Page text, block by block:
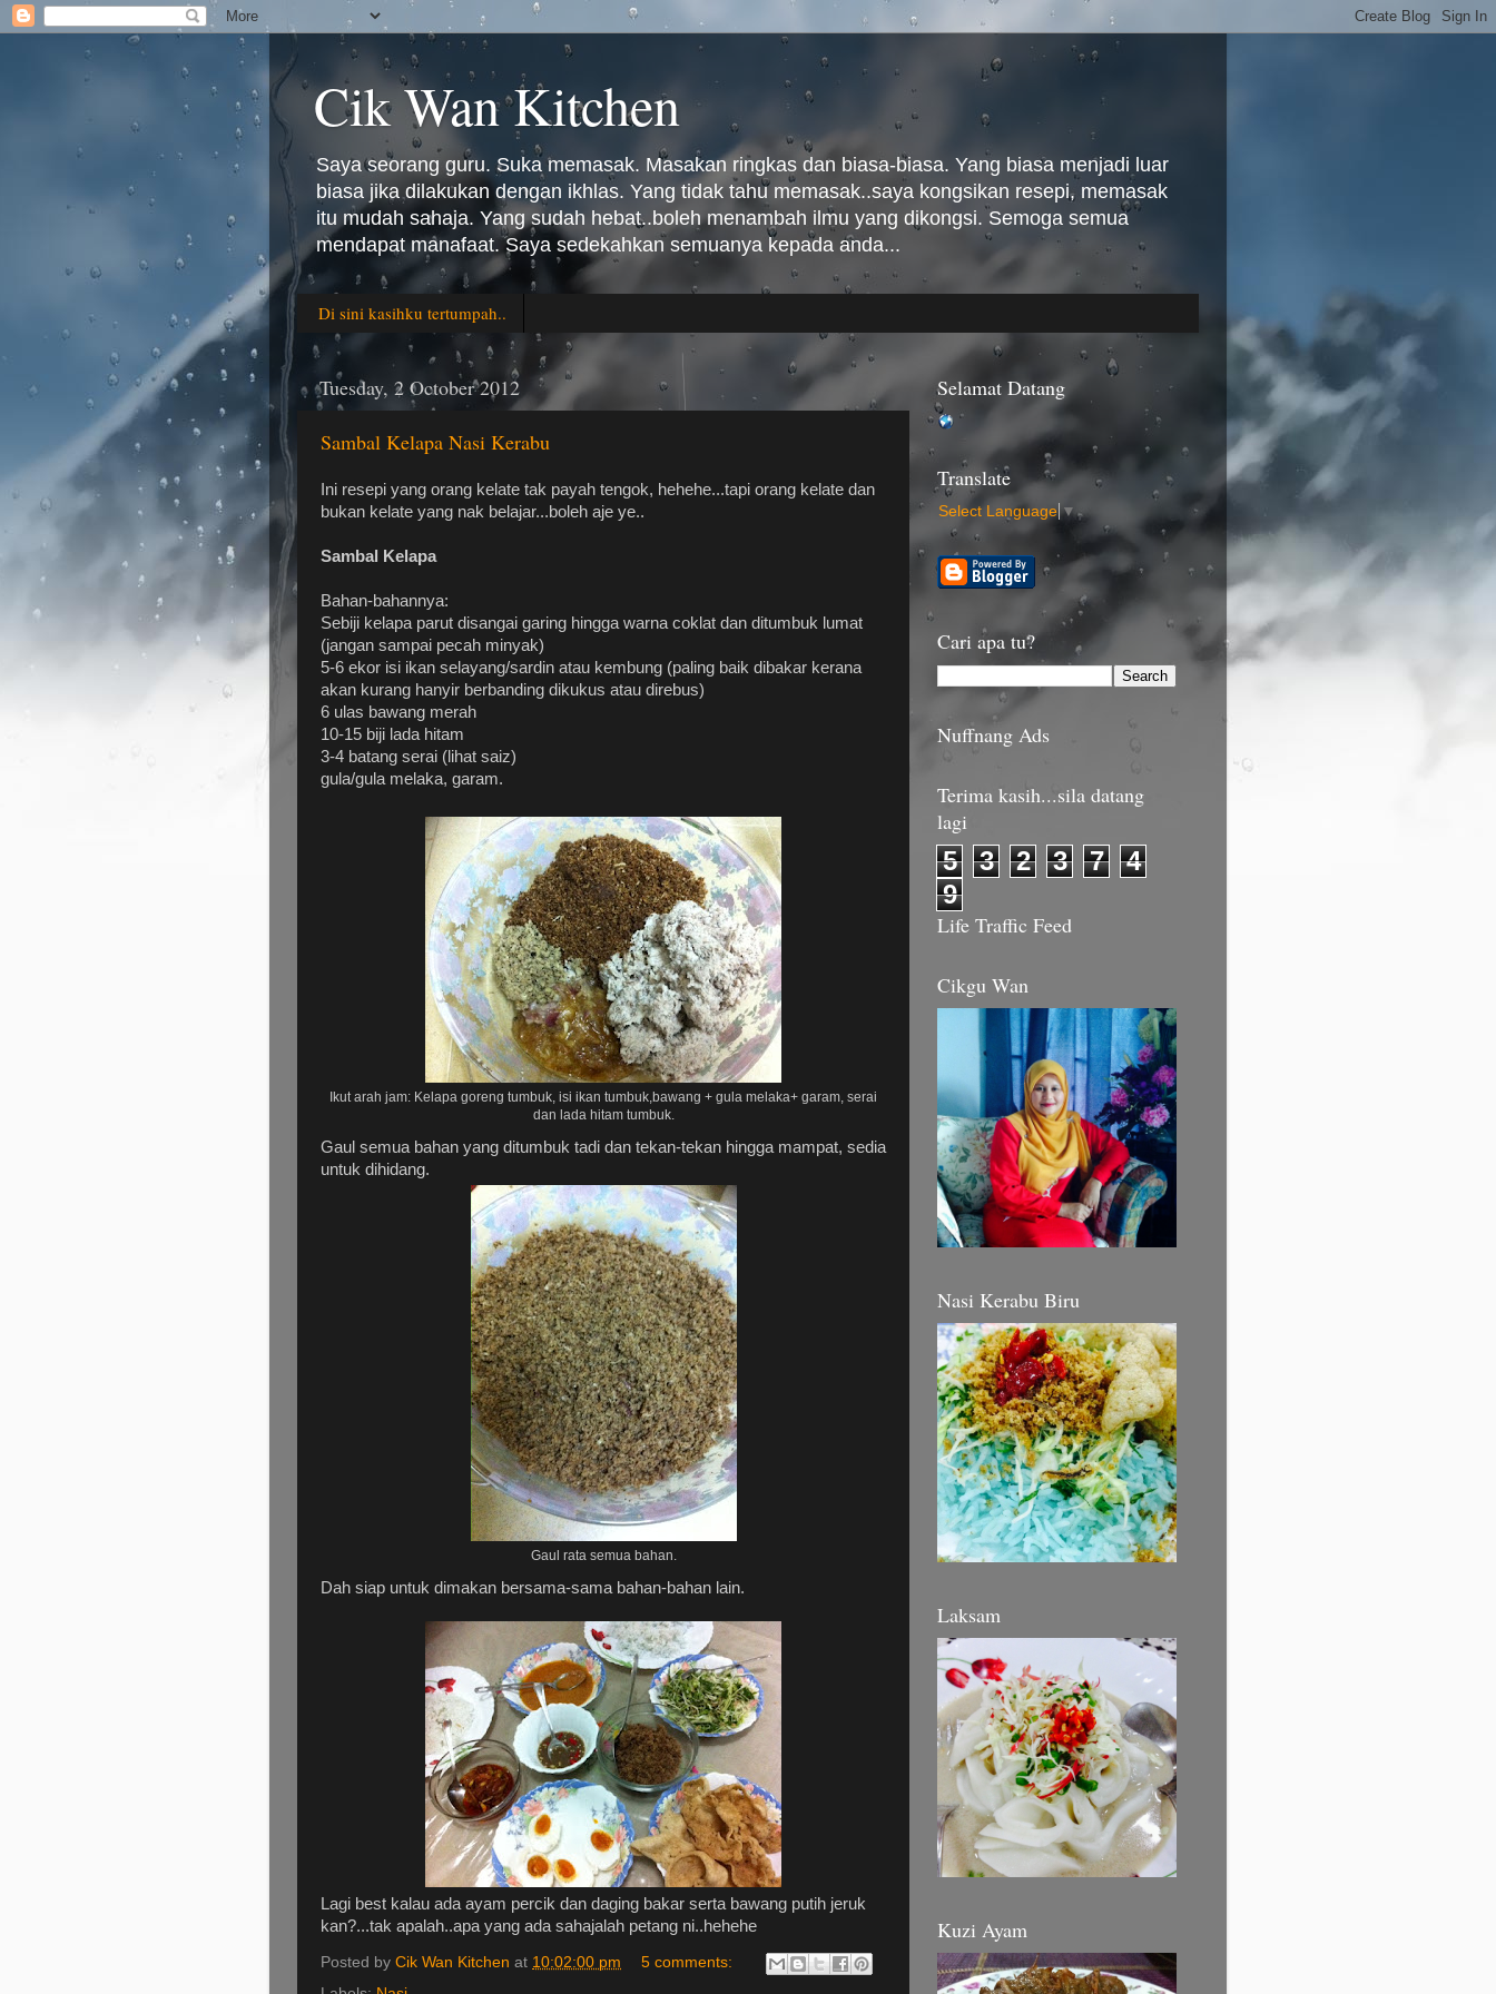
Cik Wan Kitchen
Saya seorang guru. Suka memasak. Masakan ringkas dan biasa-biasa. Yang biasa menjadi luar
biasa jika dilakukan dengan ikhlas. Yang tidak tahu memasak..saya kongsikan resepi, memasak
itu mudah sahaja. Yang sudah hebat..boleh menambah ilmu yang dikongsi. Semoga semua
mendapat manafaat. Saya sedekahkan semuanya kepada anda...
Di sini kasihku tertumpah..
Tuesday, 2 October 2012
Sambal Kelapa Nasi Kerabu
Ini resepi yang orang kelate tak payah tengok, hehehe...tapi orang kelate dan
bukan kelate yang nak belajar...boleh aje ye..
Sambal Kelapa
Bahan-bahannya:
Sebiji kelapa parut disangai garing hingga warna coklat dan ditumbuk lumat
(jangan sampai pecah minyak)
5-6 ekor isi ikan selayang/sardin atau kembung (paling baik dibakar kerana
akan kurang hanyir berbanding dikukus atau direbus)
6 ulas bawang merah
10-15 biji lada hitam
3-4 batang serai (lihat saiz)
gula/gula melaka, garam.
Ikut arah jam: Kelapa goreng tumbuk, isi ikan tumbuk,bawang + gula melaka+ garam, serai
dan lada hitam tumbuk.
Gaul semua bahan yang ditumbuk tadi dan tekan-tekan hingga mampat, sedia
untuk dihidang.
Gaul rata semua bahan.
Dah siap untuk dimakan bersama-sama bahan-bahan lain.
Lagi best kalau ada ayam percik dan daging bakar serta bawang putih jeruk
kan?...tak apalah..apa yang ada sahajalah petang ni..hehehe
Posted by Cik Wan Kitchen at 10:02:00 pm
5 comments:
Selamat Datang
Translate
Select Language ▼
Cari apa tu?
Nuffnang Ads
Terima kasih...sila datang
lagi
5 3 2 3 7
4
9
Life Traffic Feed
Cikgu Wan
Nasi Kerabu Biru
Laksam
Kuzi Ayam